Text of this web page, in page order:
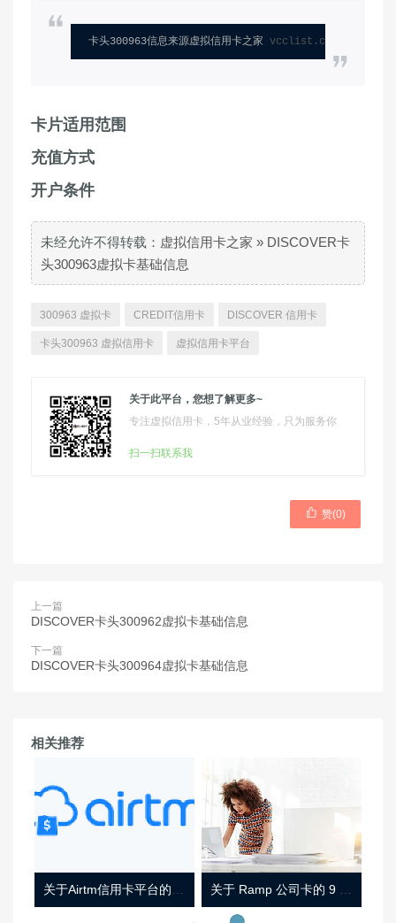
卡头300963信息来源虚拟信用卡之家 vcclist.com
卡片适用范围
充值方式
开户条件
未经允许不得转载： 虚拟信用卡之家 » DISCOVER卡
头300963虚拟卡基础信息
300963 虚拟卡 CREDIT信用卡 DISCOVER 信用卡
卡头300963 虚拟信用卡 虚拟信用卡平台
关于此平台，您想了解更多~
专注虚拟信用卡，5年从业经验，只为服务你
扫一扫联系我
 赞(0)
上一篇
DISCOVER卡头300962虚拟卡基础信息
下一篇
DISCOVER卡头300964虚拟卡基础信息
相关推荐